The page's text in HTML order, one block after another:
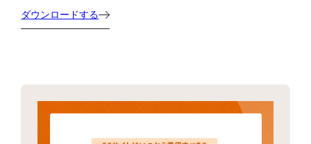
ダウンロードする